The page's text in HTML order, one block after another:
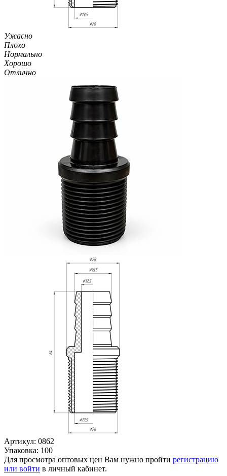
Ужасно
Плохо
Нормально
Хорошо
Отлично
Артикул: 0862
Упаковка: 100
Для просмотра оптовых цен Вам нужно пройти регистрацию
или войти в личный кабинет.